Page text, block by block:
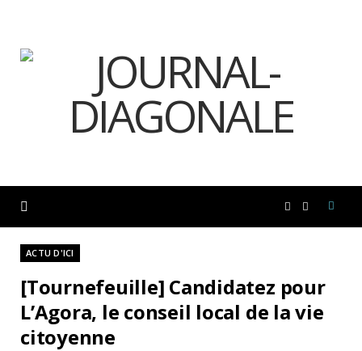
c s
ACTU D'ICI
[Tournefeuille] Candidatez pour
L’Agora, le conseil local de la vie
citoyenne